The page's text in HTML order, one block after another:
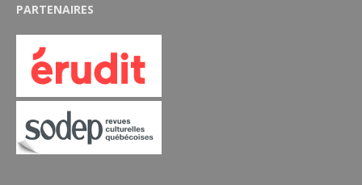
PARTENAIRES